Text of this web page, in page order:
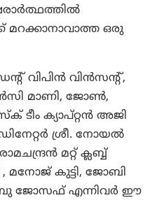
മറക്കാനാവാത്ത ഒരു
വിപിൻ വിൻസന്റ്,
മാണി, ജോൺ,
ടീം ക്യാപ്റ്റൻ അജി
ശ്രീ. നോയൽ
മറ്റ് ക്ലബ്ബ്
കുട്ടി, ജോബി
ജോസഫ് എന്നിവർ ഈ